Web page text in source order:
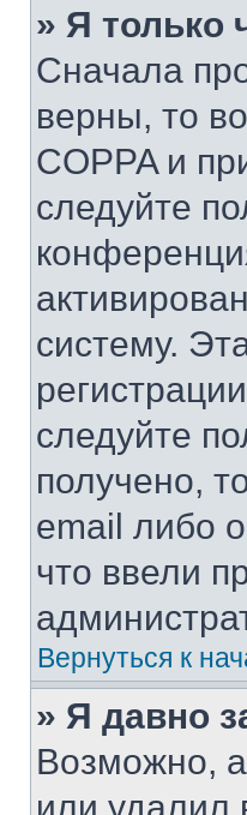
» Я только
Сначала
верны, то
COPPA и
следуйте
систему.
следуйте
получено,
email либо
что ввели
Вернуться к
» Я давно
Возможно,